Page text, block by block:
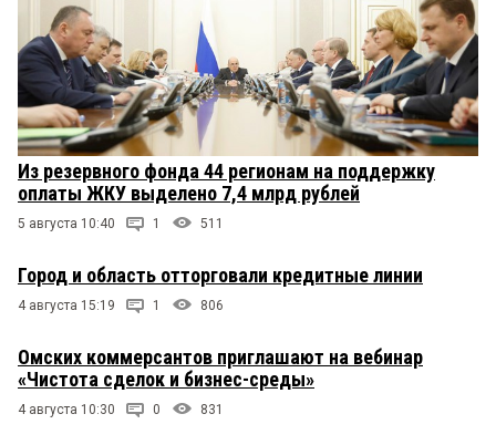
Из резервного фонда 44 регионам на поддержку
оплаты ЖКУ выделено 7,4 млрд рублей
5 августа 10:40 1 511
Город и область отторговали кредитные линии
4 августа 15:19 1 806
Омских коммерсантов приглашают на вебинар
«Чистота сделок и бизнес-среды»
4 августа 10:30 0 831